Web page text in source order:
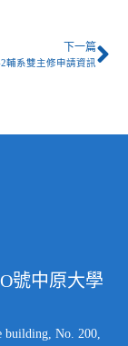
下一篇
輔系雙主修申請資訊
號中原大學
building, No. 200,